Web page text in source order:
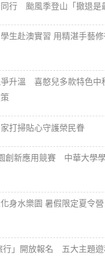
行 颱風季登山「撤退是
生赴澳實習 用精湛手藝
升溫 喜憨兒多款特色中
打掃貼心守護榮民眷
創新應用競賽 中華大學
身水樂園 暑假限定夏令
行」開放報名 五大主題